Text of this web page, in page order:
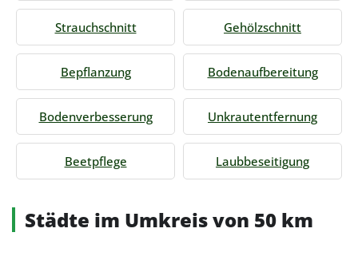
Strauchschnitt Gehölzschnitt
Bepflanzung Bodenaufbereitung
Bodenverbesserung Unkrautentfernung
Beetpflege Laubbeseitigung
Städte im Umkreis von 50 km